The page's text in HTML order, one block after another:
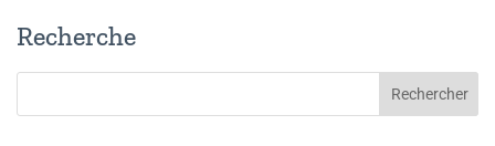
Recherche